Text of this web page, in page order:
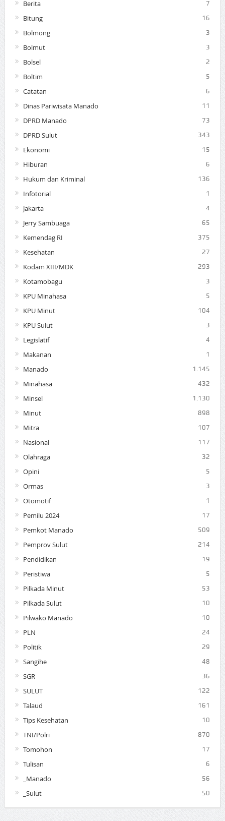
Berita 7
Bitung 16
Bolmong 3
Bolmut 3
Bolsel 2
Boltim 5
Catatan 6
Dinas Pariwisata Manado 11
DPRD Manado 73
DPRD Sulut 343
Ekonomi 15
Hiburan 6
Hukum dan Kriminal 136
Infotorial 1
Jakarta 4
Jerry Sambuaga 65
Kemendag RI 375
Kesehatan 27
Kodam XIII/MDK 293
Kotamobagu 3
KPU Minahasa 5
KPU Minut 104
KPU Sulut 3
Legislatif 4
Makanan 1
Manado 1.145
Minahasa 432
Minsel 1.130
Minut 898
Mitra 107
Nasional 117
Olahraga 32
Opini 5
Ormas 3
Otomotif 1
Pemilu 2024 17
Pemkot Manado 509
Pemprov Sulut 214
Pendidikan 19
Peristiwa 5
Pilkada Minut 53
Pilkada Sulut 10
Pilwako Manado 10
PLN 24
Politik 29
Sangihe 48
SGR 36
SULUT 122
Talaud 161
Tips Kesehatan 10
TNI/Polri 870
Tomohon 17
Tulisan 6
_Manado 56
_Sulut 50